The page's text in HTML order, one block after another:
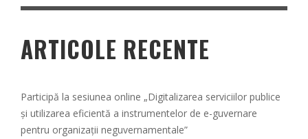
ARTICOLE RECENTE
Participă la sesiunea online „Digitalizarea serviciilor publice
și utilizarea eficientă a instrumentelor de e-guvernare
pentru organizații neguvernamentale”